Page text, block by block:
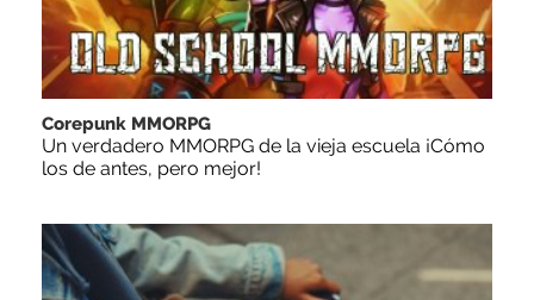
Corepunk MMORPG
Un verdadero MMORPG de la vieja escuela ¡Cómo
los de antes, pero mejor!